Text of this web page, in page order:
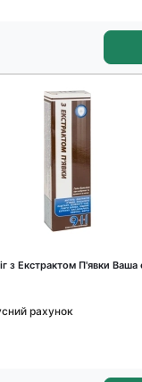
з Екстрактом П'явки
рахунок